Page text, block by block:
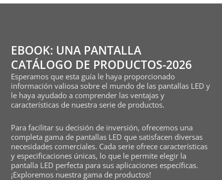
EBOOK: UNA PANTALLA
CATÁLOGO DE PRODUCTOS-2026
Esperamos que esta guía le haya proporcionado
información valiosa sobre el mundo de las pantallas LED y
le haya ayudado a comprender las ventajas y
características de nuestra serie de productos.
Para facilitar su decisión de inversión, ofrecemos una
completa gama de pantallas LED que satisfacen diversas
necesidades comerciales. Cada serie ofrece características
y especificaciones únicas, lo que le permite elegir la
pantalla LED perfecta para sus aplicaciones específicas.
¡Exploremos nuestra gama de productos!